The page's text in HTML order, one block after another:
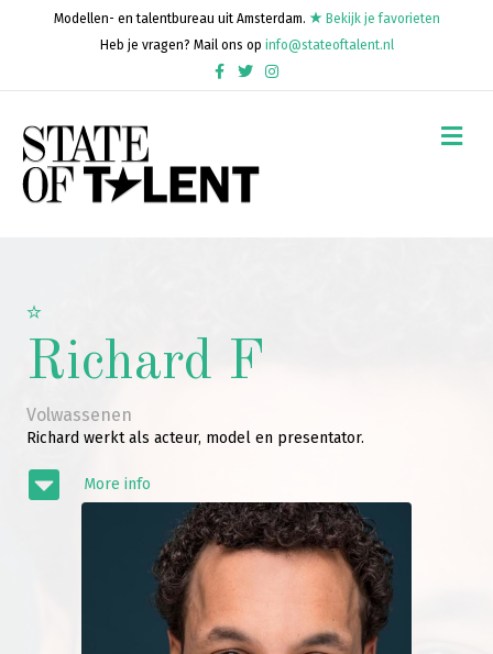
Modellen- en talentbureau uit Amsterdam.
Bekijk je favorieten
Heb je vragen? Mail ons op info@stateoftalent.nl
FacebookTwitterInstagram
Richard F
Volwassenen
Richard werkt als acteur, model en presentator.
More info